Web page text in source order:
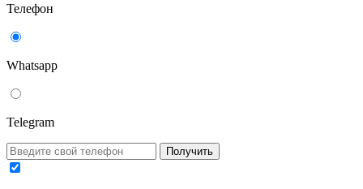
Телефон
Whatsapp
Telegram
Получить